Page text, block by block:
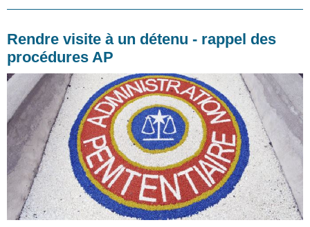
Rendre visite à un détenu - rappel des
procédures AP